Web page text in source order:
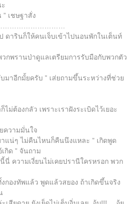
เชษฐาสั่ง
ดารินก็ให้คนเจ็บเข้าไปนอนพักในเต็นท์
กพรานป่าดูแลเตรียมการรับมือกับพวกตัว
าอีกมั้ยครับ ” เส่ยถามขึ้นระหว่างที่ช่วย
ม่ต้องกลัว เพราะเราฝังระเบิดไว้เยอะ
ความมั่นใจ
แน่ๆ ไม่คืนไหนก็คืนนึงแหละ ” เกิดพูด
กิด ” จันถาม
นี่ ความเงี่ยนไม่เคยปรานีใครหรอก พวก
องทัพแล้ว พูดแล้วสยอง ถ้าเกิดขึ้นจริง